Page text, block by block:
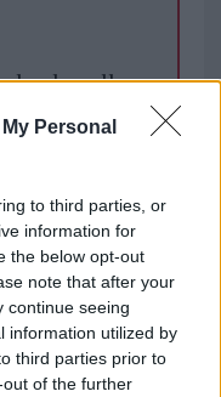
Personal
to third parties, or
information for
the below opt-out
note that after your
continue seeing
information utilized by
third parties prior to
of the further
nella
sito o
Outdoor Gym
reale?
telegram di